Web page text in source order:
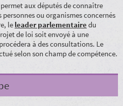
aux députés de connaître
personnes ou organismes concernés
le leader parlementairedu
de loi soit envoyé à une
à des consultations. Le
selon son champ de compétence.